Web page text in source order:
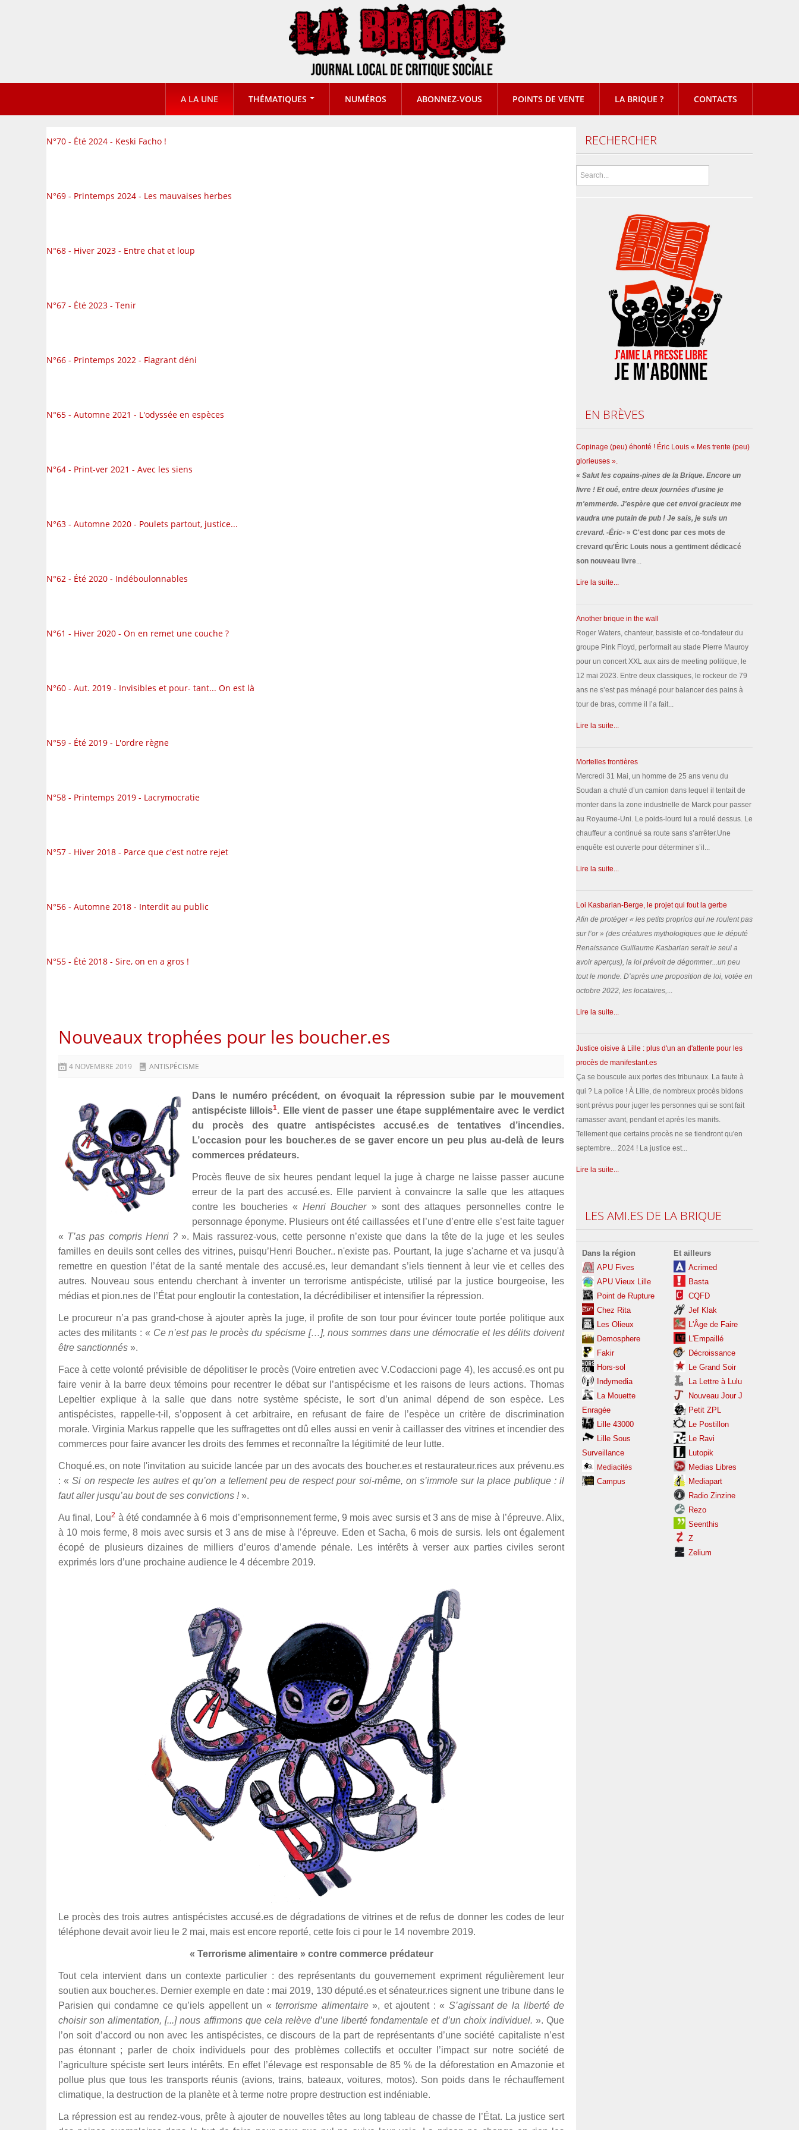
A LA UNE THÉMATIQUES NUMÉROS ABONNEZ-VOUS POINTS DE VENTE LA BRIQUE ? CONTACTS
N°70 - Été 2024 - Keski Facho !
N°69 - Printemps 2024 - Les mauvaises herbes
N°68 - Hiver 2023 - Entre chat et loup
N°67 - Été 2023 - Tenir
N°66 - Printemps 2022 - Flagrant déni
N°65 - Automne 2021 - L'odyssée en espèces
N°64 - Print-ver 2021 - Avec les siens
N°63 - Automne 2020 - Poulets partout, justice...
N°62 - Été 2020 - Indéboulonnables
N°61 - Hiver 2020 - On en remet une couche ?
N°60 - Aut. 2019 - Invisibles et pour- tant... On est là
N°59 - Été 2019 - L'ordre règne
N°58 - Printemps 2019 - Lacrymocratie
N°57 - Hiver 2018 - Parce que c'est notre rejet
N°56 - Automne 2018 - Interdit au public
N°55 - Été 2018 - Sire, on en a gros !
Nouveaux trophées pour les boucher.es
4 NOVEMBRE 2019 ANTISPÉCISME
Dans le numéro précédent, on évoquait la répression subie par le mouvement
antispéciste lillois1. Elle vient de passer une étape supplémentaire avec le verdict
du procès des quatre antispécistes accusé.es de tentatives d’incendies.
L’occasion pour les boucher.es de se gaver encore un peu plus au-delà de leurs
commerces prédateurs.
Procès fleuve de six heures pendant lequel la juge à charge ne laisse passer aucune
erreur de la part des accusé.es. Elle parvient à convaincre la salle que les attaques
contre les boucheries « Henri Boucher» sont des attaques personnelles contre le
personnage éponyme. Plusieurs ont été caillassées et l’une d’entre elle s’est faite taguer
« T’as pas compris Henri ?». Mais rassurez-vous, cette personne n’existe que dans la tête de la juge et les seules
familles en deuils sont celles des vitrines, puisqu’Henri Boucher.. n'existe pas. Pourtant, la juge s'acharne et va jusqu'à
remettre en question l’état de la santé mentale des accusé.es, leur demandant s’iels tiennent à leur vie et celles des
autres. Nouveau sous entendu cherchant à inventer un terrorisme antispéciste, utilisé par la justice bourgeoise, les
médias et pion.nes de l’État pour engloutir la contestation, la décrédibiliser et intensifier la répression.
Le procureur n’a pas grand-chose à ajouter après la juge, il profite de son tour pour évincer toute portée politique aux
actes des militants : « Ce n’est pas le procès du spécisme […], nous sommes dans une démocratie et les délits doivent
être sanctionnés ».
Face à cette volonté prévisible de dépolitiser le procès (Voire entretien avec V.Codaccioni page 4), les accusé.es ont pu
faire venir à la barre deux témoins pour recentrer le débat sur l’antispécisme et les raisons de leurs actions. Thomas
Lepeltier explique à la salle que dans notre système spéciste, le sort d’un animal dépend de son espèce. Les
antispécistes, rappelle-t-il, s’opposent à cet arbitraire, en refusant de faire de l’espèce un critère de discrimination
morale. Virginia Markus rappelle que les suffragettes ont dû elles aussi en venir à caillasser des vitrines et incendier des
commerces pour faire avancer les droits des femmes et reconnaître la légitimité de leur lutte.
Choqué.es, on note l'invitation au suicide lancée par un des avocats des boucher.es et restaurateur.rices aux prévenu.es
: «Si on respecte les autres et qu’on a tellement peu de respect pour soi-même, on s’immole sur la place publique : il
faut aller jusqu’au bout de ses convictions !».
Au final, Lou2 à été condamnée à 6 mois d’emprisonnement ferme, 9 mois avec sursis et 3 ans de mise à l’épreuve. Alix,
à 10 mois ferme, 8 mois avec sursis et 3 ans de mise à l’épreuve. Eden et Sacha, 6 mois de sursis. Iels ont également
écopé de plusieurs dizaines de milliers d’euros d’amende pénale. Les intérêts à verser aux parties civiles seront
exprimés lors d’une prochaine audience le 4 décembre 2019.
Le procès des trois autres antispécistes accusé.es de dégradations de vitrines et de refus de donner les codes de leur
téléphone devait avoir lieu le 2 mai, mais est encore reporté, cette fois ci pour le 14 novembre 2019.
« Terrorisme alimentaire » contre commerce prédateur
Tout cela intervient dans un contexte particulier : des représentants du gouvernement expriment régulièrement leur
soutien aux boucher.es. Dernier exemple en date : mai 2019, 130 député.es et sénateur.rices signent une tribune dans le
Parisien qui condamne ce qu’iels appellent un «terrorisme alimentaire», et ajoutent : « S’agissant de la liberté de
choisir son alimentation, [...] nous affirmons que cela relève d’une liberté fondamentale et d’un choix individuel. ». Que
l’on soit d’accord ou non avec les antispécistes, ce discours de la part de représentants d’une société capitaliste n’est
pas étonnant ; parler de choix individuels pour des problèmes collectifs et occulter l’impact sur notre société de
l’agriculture spéciste sert leurs intérêts. En effet l’élevage est responsable de 85 % de la déforestation en Amazonie et
pollue plus que tous les transports réunis (avions, trains, bateaux, voitures, motos). Son poids dans le réchauffement
climatique, la destruction de la planète et à terme notre propre destruction est indéniable.
La répression est au rendez-vous, prête à ajouter de nouvelles têtes au long tableau de chasse de l’État. La justice sert
RECHERCHER
EN BRÈVES
Copinage (peu) éhonté ! Éric Louis « Mes trente (peu)
glorieuses ».
« Salut les copains-pines de la Brique. Encore un
livre ! Et oué, entre deux journées d'usine je
m'emmerde. J'espère que cet envoi gracieux me
vaudra une putain de pub ! Je sais, je suis un
crevard. -Éric- » C'est donc par ces mots de
crevard qu'Éric Louis nous a gentiment dédicacé
son nouveau livre...
Lire la suite...
Another brique in the wall
Roger Waters, chanteur, bassiste et co-fondateur du
groupe Pink Floyd, performait au stade Pierre Mauroy
pour un concert XXL aux airs de meeting politique, le
12 mai 2023. Entre deux classiques, le rockeur de 79
ans ne s’est pas ménagé pour balancer des pains à
tour de bras, comme il l’a fait...
Lire la suite...
Mortelles frontières
Mercredi 31 Mai, un homme de 25 ans venu du
Soudan a chuté d’un camion dans lequel il tentait de
monter dans la zone industrielle de Marck pour passer
au Royaume-Uni. Le poids-lourd lui a roulé dessus. Le
chauffeur a continué sa route sans s’arrêter.Une
enquête est ouverte pour déterminer s’il...
Lire la suite...
Loi Kasbarian-Berge, le projet qui fout la gerbe
Afin de protéger « les petits proprios qui ne roulent pas
sur l’or» (des créatures mythologiques que le député
Renaissance Guillaume Kasbarian serait le seul a
avoir aperçus), la loi prévoit de dégommer...un peu
tout le monde. D’après une proposition de loi, votée en
octobre 2022, les locataires,...
Lire la suite...
Justice oisive à Lille : plus d'un an d'attente pour les
procès de manifestant.es
Ça se bouscule aux portes des tribunaux. La faute à
qui ? La police ! À Lille, de nombreux procès bidons
sont prévus pour juger les personnes qui se sont fait
ramasser avant, pendant et après les manifs.
Tellement que certains procès ne se tiendront qu'en
septembre... 2024 ! La justice est...
Lire la suite...
LES AMI.ES DE LA BRIQUE
Dans la région
APU Fives
APU Vieux Lille
Point de Rupture
Chez Rita
Les Olieux
Demosphere
Fakir
Hors-sol
Indymedia
La Mouette
Enragée
Lille 43000
Lille Sous
Surveillance
Mediacités
Campus
Et ailleurs
Acrimed
Basta
CQFD
Jef Klak
L'Âge de Faire
L'Empaillé
Décroissance
Le Grand Soir
La Lettre à Lulu
Nouveau Jour J
Petit ZPL
Le Postillon
Le Ravi
Lutopik
Medias Libres
Mediapart
Radio Zinzine
Rezo
Seenthis
Z
Zelium